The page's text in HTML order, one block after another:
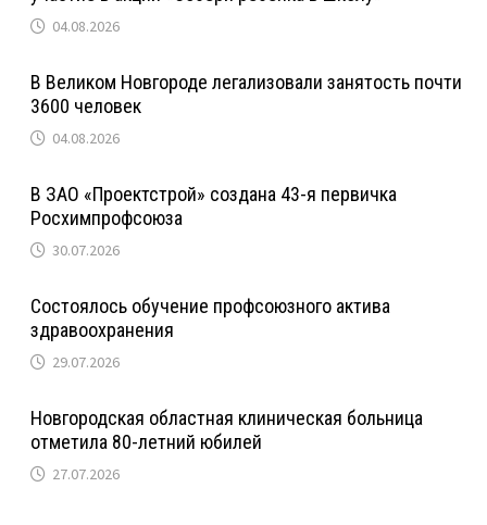
04.08.2026
В Великом Новгороде легализовали занятость почти
3600 человек
04.08.2026
В ЗАО «Проектстрой» создана 43-я первичка
Росхимпрофсоюза
30.07.2026
Состоялось обучение профсоюзного актива
здравоохранения
29.07.2026
Новгородская областная клиническая больница
отметила 80-летний юбилей
27.07.2026